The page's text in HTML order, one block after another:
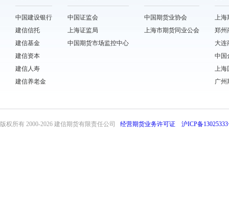
中国建设银行
建信信托
建信基金
建信资本
建信人寿
建信养老金
中国证监会
上海证监局
中国期货市场监控中心
中国期货业协会
上海市期货同业公会
上海
郑州
大连
中国
上海
广州
版权所有 2000-2026 建信期货有限责任公司 经营期货业务许可证 沪ICP备